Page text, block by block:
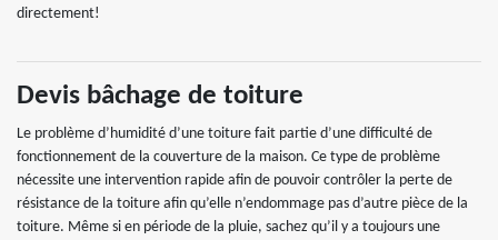
directement!
Devis bâchage de toiture
Le problème d’humidité d’une toiture fait partie d’une difficulté de
fonctionnement de la couverture de la maison. Ce type de problème
nécessite une intervention rapide afin de pouvoir contrôler la perte de
résistance de la toiture afin qu’elle n’endommage pas d’autre pièce de la
toiture. Même si en période de la pluie, sachez qu’il y a toujours une